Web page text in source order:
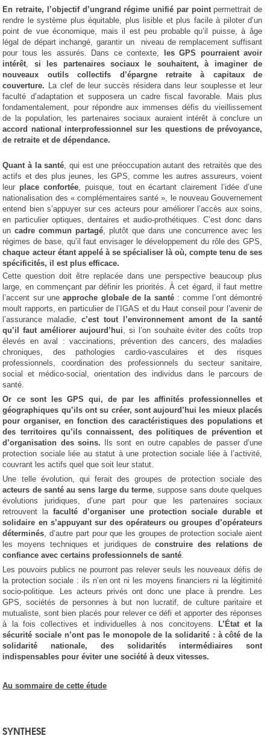
En retraite, l’objectif d’ungrand régime unifié par pointpermettrait de
rendre le système plus équitable, plus lisible et plus facile à piloter d’un
point de vue économique, mais il est peu probable qu’il puisse, à âge
légal de départ inchangé, garantir un niveau de remplacement suffisant
pour tous les assurés. Dans ce contexte,
les GPS pourraient avoir
intérêt, si les partenaires sociaux le souhaitent, à imaginer de
nouveaux outils collectifs d’épargne retraite à capitaux de
couverture. La clef de leur succès résidera dans leur souplesse et leur
faculté d’adaptation et supposera un cadre fiscal favorable. Mais plus
fondamentalement, pour répondre aux immenses défis du vieillissement
de la population, les partenaires sociaux auraient intérêt à conclure un
accord national interprofessionnel sur les questions de prévoyance,
de retraite et de dépendance.
Quant à la santé, qui est une préoccupation autant des retraités que des
actifs et des plus jeunes, les GPS, comme les autres assureurs, voient
leur place confortée, puisque, tout en écartant clairement l’idée d’une
nationalisation des « complémentaires santé », le nouveau Gouvernement
entend bien s’appuyer sur ces acteurs pour améliorer l’accès aux soins,
en particulier optiques, dentaires et audio-prothétiques. C’est donc dans
uncadre commun partagé, plutôt que dans une concurrence avec les
régimes de base, qu’il faut envisager le développement du rôle des GPS,
chaque acteur étant appelé à se spécialiser là où, compte tenu de ses
spécificités, il est plus efficace.
Cette question doit être replacée dans une perspective beaucoup plus
large, en commençant par définir les priorités. À cet égard, il faut mettre
l’accent sur une approche globale de la santé: comme l’ont démontré
moult rapports, en particulier de l’IGAS et du Haut conseil pour l’avenir de
l’assurance maladie,c’est tout l’environnement amont de la santé
qu’il faut améliorer aujourd’hui, si l’on souhaite éviter des coûts trop
élevés en aval : vaccinations, prévention des cancers, des maladies
chroniques, des pathologies cardio-vasculaires et des risques
professionnels, coordination des professionnels du secteur sanitaire,
social et médico-social, orientation des individus dans le parcours de
santé.
Or ce sont
les GPS qui, de par les affinités professionnelles et
géographiques qu’ils ont su créer, sont aujourd’hui les mieux placés
pour organiser, en fonction des caractéristiques des populations et
des territoires qu’ils connaissent, des politiques de prévention et
d’organisation des soins.
Ils sont en outre capables de passer d’une
protection sociale liée au statut à une protection sociale liée à l’activité,
couvrant les actifs quel que soit leur statut.
Une telle évolution, qui ferait des groupes de protection sociale des
acteurs de santé au sens large du terme, suppose sans doute quelques
évolutions juridiques, d’une part pour que les partenaires sociaux
retrouvent lafaculté d’organiser une protection sociale durable et
solidaire en s’appuyant sur des opérateurs ou groupes d’opérateurs
déterminés, d’autre part pour que les groupes de protection sociale aient
les moyens techniques et juridiques deconstruire des relations de
confiance avec certains professionnels de santé.
Les pouvoirs publics ne pourront pas relever seuls les nouveaux défis de
la protection sociale : ils n’en ont ni les moyens financiers ni la légitimité
socio-politique. Les acteurs privés ont donc une place à prendre. Les
GPS, sociétés de personnes à but non lucratif, de culture paritaire et
mutualiste, sont bien placés pour relever ce défi et apporter des réponses
à la fois collectives et individuelles à nos concitoyens.
L’État et la
sécurité sociale n’ont pas le monopole de la solidarité : à côté de la
solidarité nationale, des solidarités intermédiaires sont
indispensables pour éviter une société à deux vitesses.
Au sommaire de cette étude
SYNTHESE